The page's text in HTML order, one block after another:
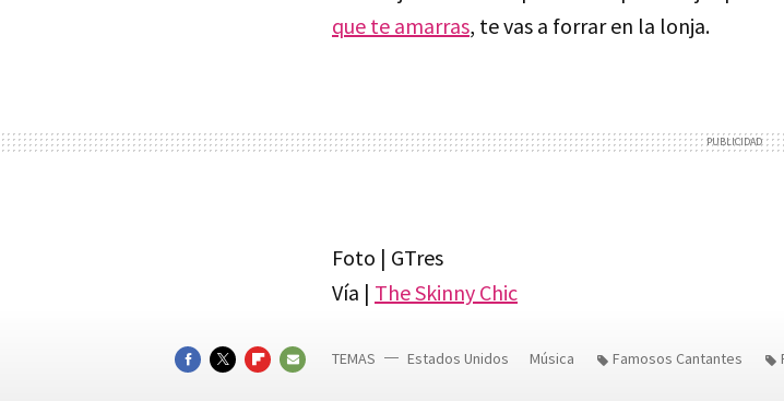
que te amarras, te vas a forrar en la lonja.
Foto | GTres
Vía | The Skinny Chic
TEMAS Estados Unidos Música Famosos Cantantes